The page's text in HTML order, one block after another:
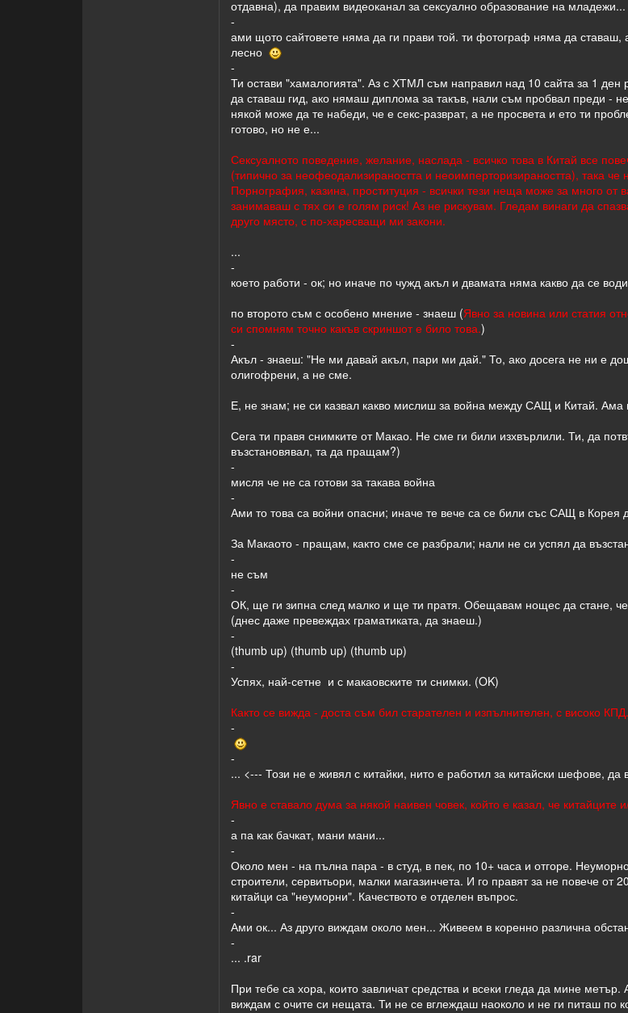
отдавна), да правим видеоканал за сексуално образование на
-
ами щото сайтовете няма да ги прави той. ти фотограф няма да ставаш,
лесно
-
Ти остави "хамалогията". Аз с ХТМЛ съм направил над 10 сайта за 1
да ставаш гид, ако нямаш диплома за такъв, нали съм пробвал преди -
някой може да те набеди, че е секс-разврат, а не просвета и ето ти
готово, но не е...
Сексуалното поведение, желание, наслада - всичко това в Китай все
(типично за неофеодализираността и неоимперторизираността), така
Порнография, казина, проституция - всички тези неща може за много от
занимаваш с тях си е голям риск! Аз не рискувам. Гледам винаги да
друго място, с по-харесващи ми закони.
...
-
което работи - ок; но иначе по чужд акъл и двамата няма какво да се
по второто съм с особено мнение - знаеш (Явно за новина или статия
си спомням точно какъв скриншот е било това.)
-
Акъл - знаеш: "Не ми давай акъл, пари ми дай." То, ако досега не ни е
олигофрени, а не сме.
Е, не знам; не си казвал какво мислиш за война между САЩ и Китай. Ама
Сега ти правя снимките от Макао. Не сме ги били изхвърлили. Ти, да
възстановявал, та да пращам?)
-
мисля че не са готови за такава война
-
Ами то това са войни опасни; иначе те вече са се били със САЩ в Корея
За Макаото - пращам, както сме се разбрали; нали не си успял да
-
не съм
-
ОК, ще ги зипна след малко и ще ти пратя. Обещавам нощес да стане, че
(днес даже превеждах граматиката, да знаеш.)
-
(thumb up) (thumb up) (thumb up)
-
Успях, най-сетне и с макаовските ти снимки. (OK)
Както се вижда - доста съм бил старателен и изпълнителен, с високо КПД.
-
-
... <--- Този не е живял с китайки, нито е работил за китайски шефове,
Явно е ставало дума за някой наивен човек, който е казал, че китайците
-
а па как бачкат, мани мани...
-
Около мен - на пълна пара - в студ, в пек, по 10+ часа и отгоре.
строители, сервитьори, малки магазинчета. И го правят за не повече
китайци са "неуморни". Качеството е отделен въпрос.
-
Ами ок... Аз друго виждам около мен... Живеем в коренно различна
-
... .rar
При тебе са хора, които завличат средства и всеки гледа да мине
виждам с очите си нещата. Ти не се вглеждаш наоколо и не ги питаш по